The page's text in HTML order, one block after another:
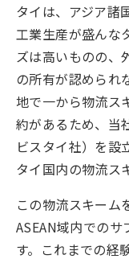
タイは、アジア諸
工業生産が盛んな
ズは高いものの、
の所有が認められ
地で一から物流ス
約があるため、当
ビスタイ社）を設
タイ国内の物流ス
この物流スキーム
ASEAN域内での
す。これまでの経